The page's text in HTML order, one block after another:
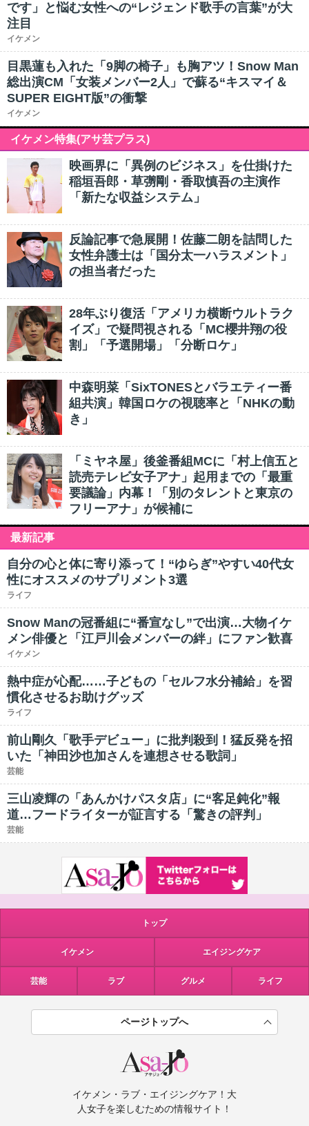
です」と悩む女性への“レジェンド歌手の言葉”が大
注目
イケメン
目黒蓮も入れた「9脚の椅子」も胸アツ！Snow Man
総出演CM「女装メンバー2人」で蘇る“キスマイ＆
SUPER EIGHT版”の衝撃
イケメン
イケメン特集(アサ芸プラス)
映画界に「異例のビジネス」を仕掛けた
稲垣吾郎・草彅剛・香取慎吾の主演作
「新たな収益システム」
反論記事で急展開！佐藤二朗を詰問した
女性弁護士は「国分太一ハラスメント」
の担当者だった
28年ぶり復活「アメリカ横断ウルトラク
イズ」で疑問視される「MC櫻井翔の役
割」「予選開場」「分断ロケ」
中森明菜「SixTONESとバラエティー番
組共演」韓国ロケの視聴率と「NHKの動
き」
「ミヤネ屋」後釜番組MCに「村上信五と
読売テレビ女子アナ」起用までの「最重
要議論」内幕！「別のタレントと東京の
フリーアナ」が候補に
最新記事
自分の心と体に寄り添って！“ゆらぎ”やすい40代女
性にオススメのサプリメント3選
ライフ
Snow Manの冠番組に“番宣なし”で出演…大物イケ
メン俳優と「江戸川会メンバーの絆」にファン歓喜
イケメン
熱中症が心配……子どもの「セルフ水分補給」を習
慣化させるお助けグッズ
ライフ
前山剛久「歌手デビュー」に批判殺到！猛反発を招
いた「神田沙也加さんを連想させる歌詞」
芸能
三山凌輝の「あんかけパスタ店」に“客足鈍化”報
道…フードライターが証言する「驚きの評判」
芸能
トップ
イケメン エイジングケア
芸能 ラブ グルメ ライフ
ページトップへ
イケメン・ラブ・エイジングケア！大
人女子を楽しむための情報サイト！